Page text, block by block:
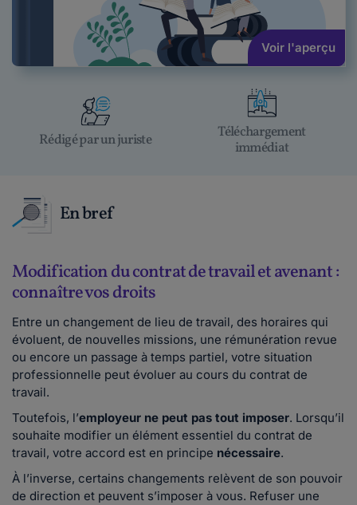
Voir l'aperçu
Rédigé par un juriste
Téléchargement
immédiat
En bref
Modification du contrat de travail et avenant :
connaître vos droits
Entre un changement de lieu de travail, des horaires qui
évoluent, de nouvelles missions, une rémunération revue
ou encore un passage à temps partiel, votre situation
professionnelle peut évoluer au cours du contrat de
travail.
Toutefois, l’employeur ne peut pas tout imposer. Lorsqu’il
souhaite modifier un élément essentiel du contrat de
travail, votre accord est en principe nécessaire.
À l’inverse, certains changements relèvent de son pouvoir
de direction et peuvent s’imposer à vous. Refuser une